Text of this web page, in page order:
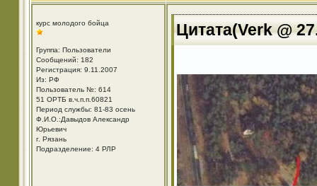
курс молодого бойца
Группа: Пользователи
Сообщений: 182
Регистрация: 9.11.2007
Из: РФ
Пользователь №: 614
51 ОРТБ в.ч.п.п.60821
Период службы: 81-83 осень
Ф.И.О.:Давыдов Александр
Юрьевич
г. Рязань
Подразделение: 4 РЛР
Цитата(Verk @